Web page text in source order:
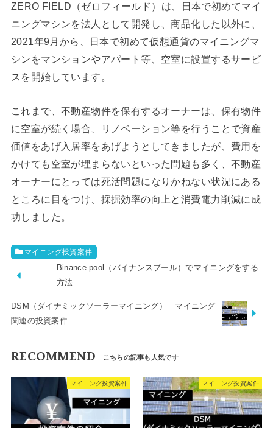
ZERO FIELD（ゼロフィールド）は、日本で初めてマイ
ニングマシンを法人として開発し、商品化した以外に、
2021年9月から、日本で初めて仮想通貨のマイニングマ
シンをマンションやアパート等、空室に設置するサービ
スを開始しています。
これまで、不動産物件を保有するオーナーは、保有物件
に空室が続く場合、リノベーション等を行うことで資産
価値をあげ入居率をあげようとしてきましたが、費用を
かけても空室が埋まらないといった問題も多く、不動産
オーナーにとっては死活問題になりかねない状況にある
ところに目をつけ、採掘効率の向上と消費電力削減に成
功しました。
マイニング投資案件
Binance pool（バイナンスプール）でマイニングをする
方法
DSM（ダイナミックソーラーマイニング）｜マイニング
関連の投資案件
RECOMMEND
マイニング投資案件 マイニング投資案件